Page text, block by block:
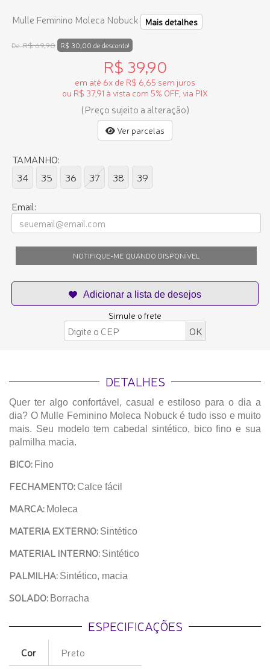
Mulle Feminino Moleca Nobuck Mais detalhes
De:R$ 69,90 R$ 30,00 de desconto!
R$ 39,90
em até 6x de R$ 6,65 sem juros
ou R$ 37,91 à vista com 5% OFF, via PIX
(Preço sujeito a alteração)
Ver parcelas
TAMANHO:
34
35 36 37 38 39
Email:
NOTIFIQUE-ME QUANDO DISPONÍVEL
Simule o frete
DETALHES
Quer ter algo confortável, casual e estiloso para o dia a
dia? O Mulle Feminino Moleca Nobuck é tudo isso e muito
mais. Seu modelo tem cabedal sintético, bico fino e sua
palmilha macia.
BICO: Fino
FECHAMENTO: Calce fácil
MARCA: Moleca
MATERIA EXTERNO: Sintético
MATERIAL INTERNO: Sintético
PALMILHA: Sintético, macia
SOLADO: Borracha
ESPECIFICAÇÕES
Cor Preto